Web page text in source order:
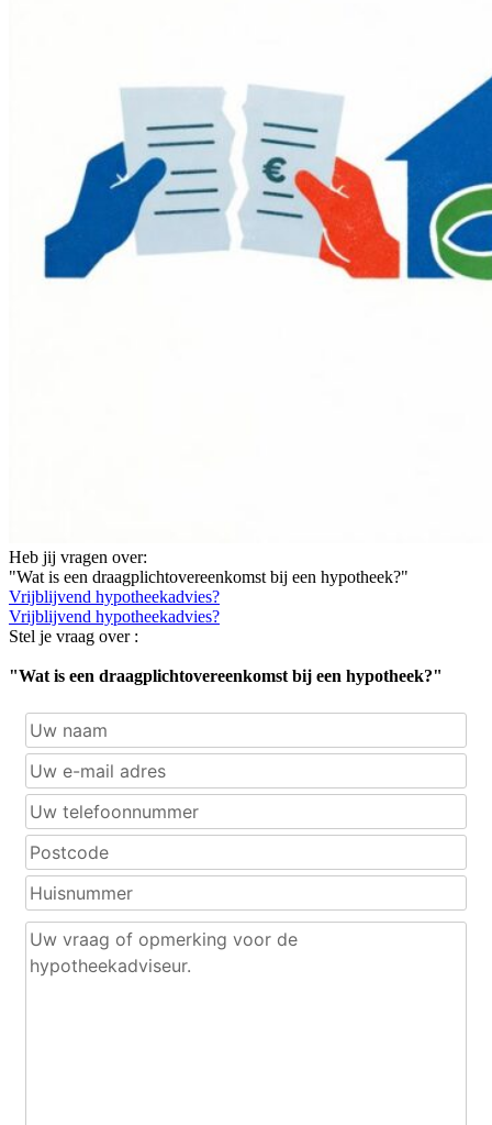
Heb jij vragen over:
"Wat is een draagplichtovereenkomst bij een hypotheek?"
Vrijblijvend hypotheekadvies?
Vrijblijvend hypotheekadvies?
Stel je vraag over :
"Wat is een draagplichtovereenkomst bij een hypotheek?"